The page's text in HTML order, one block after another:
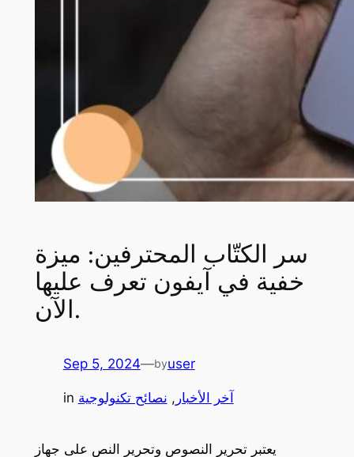
سر الكتّاب المحترفين: ميزة
خفية في آيفون تعرف عليها
الآن.
Sep 5, 2024—byuser
in آخر الأخبار , نصائح تكنولوجية
يعتبر تحرير النصوص وتحرير النص على جهاز